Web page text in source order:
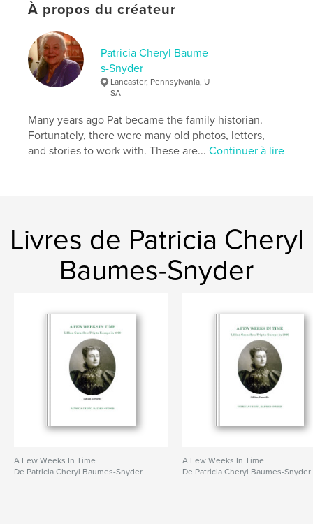
LangueEnglish
Mots-clés
Edward Brown , 1st rhode island cavalry
À propos du créateur
Patricia Cheryl Baume
s-Snyder
Lancaster, Pennsylvania, U
SA
Many years ago Pat became the family historian.
Fortunately, there were many old photos, letters,
and stories to work with. These are...Continuer à lire
Livres de Patricia Cheryl
Baumes-Snyder
A Few Weeks In Time
De Patricia Cheryl Baumes-Snyder
A Few Weeks In Time
De Patricia Cheryl Baumes-Snyder